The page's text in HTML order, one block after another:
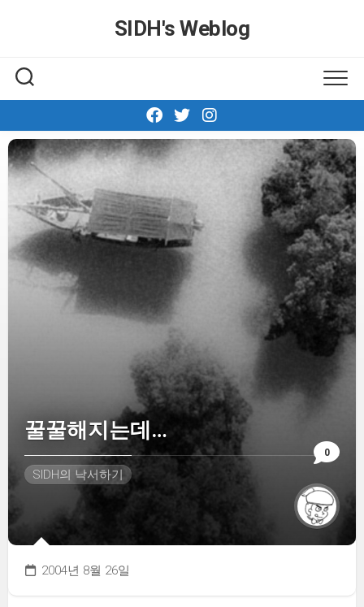
SIDH′s Weblog
0
꿀꿀해지는데…
SIDH의 낙서하기
2004년 8월 26일